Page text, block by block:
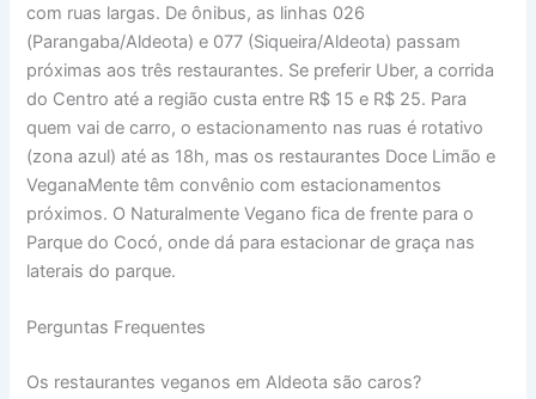
com ruas largas. De ônibus, as linhas 026
(Parangaba/Aldeota) e 077 (Siqueira/Aldeota) passam
próximas aos três restaurantes. Se preferir Uber, a corrida
do Centro até a região custa entre R$ 15 e R$ 25. Para
quem vai de carro, o estacionamento nas ruas é rotativo
(zona azul) até as 18h, mas os restaurantes Doce Limão e
VeganaMente têm convênio com estacionamentos
próximos. O Naturalmente Vegano fica de frente para o
Parque do Cocó, onde dá para estacionar de graça nas
laterais do parque.
Perguntas Frequentes
Os restaurantes veganos em Aldeota são caros?